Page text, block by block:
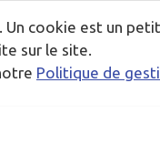
Un cookie est un
sur le site.
Politique de